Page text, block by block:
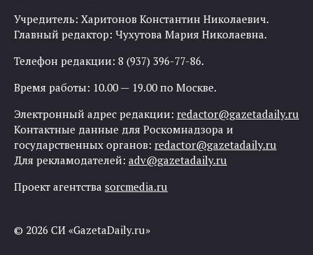
Учредитель: Харитонов Константин Николаевич.
Главный редактор: Чухутова Мария Николаевна.
Телефон редакции: 8 (937) 396-77-86.
Время работы: 10.00 — 19.00 по Москве.
Электронный адрес редакции: redactor@gazetadaily.ru
Контактные данные для Роскомнадзора и
государственных органов: redactor@gazetadaily.ru
Для рекламодателей: adv@gazetadaily.ru
Проект агентства sorcmedia.ru
© 2026 СИ «GazetaDaily.ru»